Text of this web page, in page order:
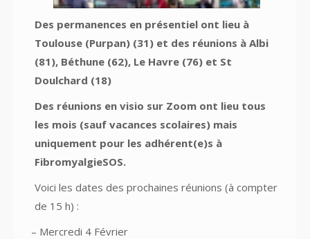
Des permanences en présentiel ont lieu à
Toulouse (Purpan) (31) et des réunions à Albi
(81), Béthune (62), Le Havre (76) et St
Doulchard (18)
Des réunions en visio sur Zoom ont lieu tous
les mois (sauf vacances scolaires) mais
uniquement pour les adhérent(e)s à
FibromyalgieSOS.
Voici les dates des prochaines réunions (à compter
de 15 h) :
– Mercredi 4 Février